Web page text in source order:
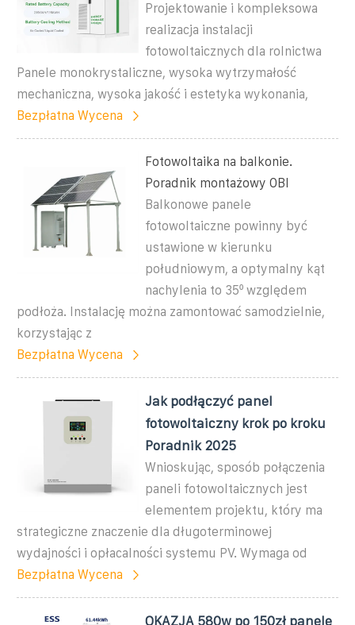
Projektowanie i kompleksowa
realizacja instalacji
fotowoltaicznych dla rolnictwa
Panele monokrystaliczne, wysoka wytrzymałość
mechaniczna, wysoka jakość i estetyka wykonania,
Bezpłatna Wycena
Fotowoltaika na balkonie.
Poradnik montażowy OBI
Balkonowe panele
fotowoltaiczne powinny być
ustawione w kierunku
południowym, a optymalny kąt
nachylenia to 35⁰ względem
podłoża. Instalację można zamontować samodzielnie,
korzystając z
Bezpłatna Wycena
Jak podłączyć panel
fotowoltaiczny krok po kroku
Poradnik 2025
Wnioskując, sposób połączenia
paneli fotowoltaicznych jest
elementem projektu, który ma
strategiczne znaczenie dla długoterminowej
wydajności i opłacalności systemu PV. Wymaga od
Bezpłatna Wycena
OKAZJA 580w po 150zł panele